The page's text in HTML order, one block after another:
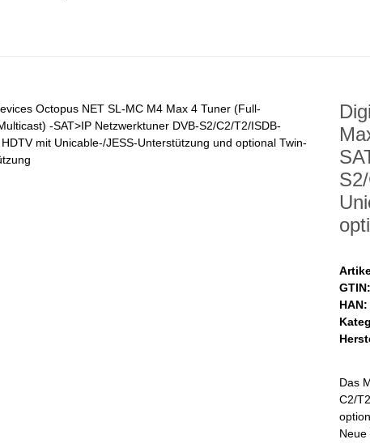
GTIN:
HAN:
Das
C2/
Neue